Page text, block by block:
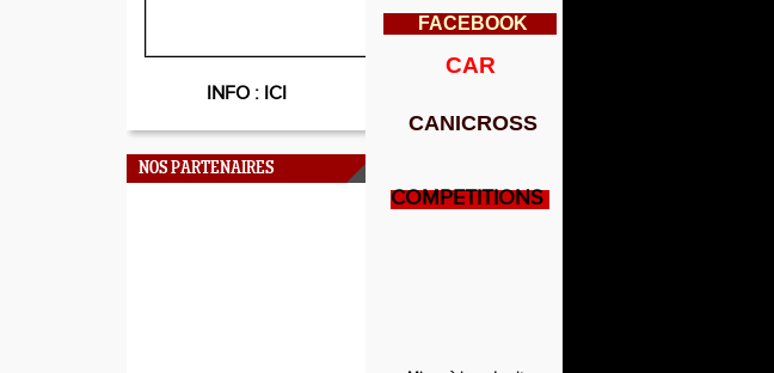
INFO : ICI
NOS PARTENAIRES
FACEBOOK
CAR
CANICROSS
COMPETITIONS